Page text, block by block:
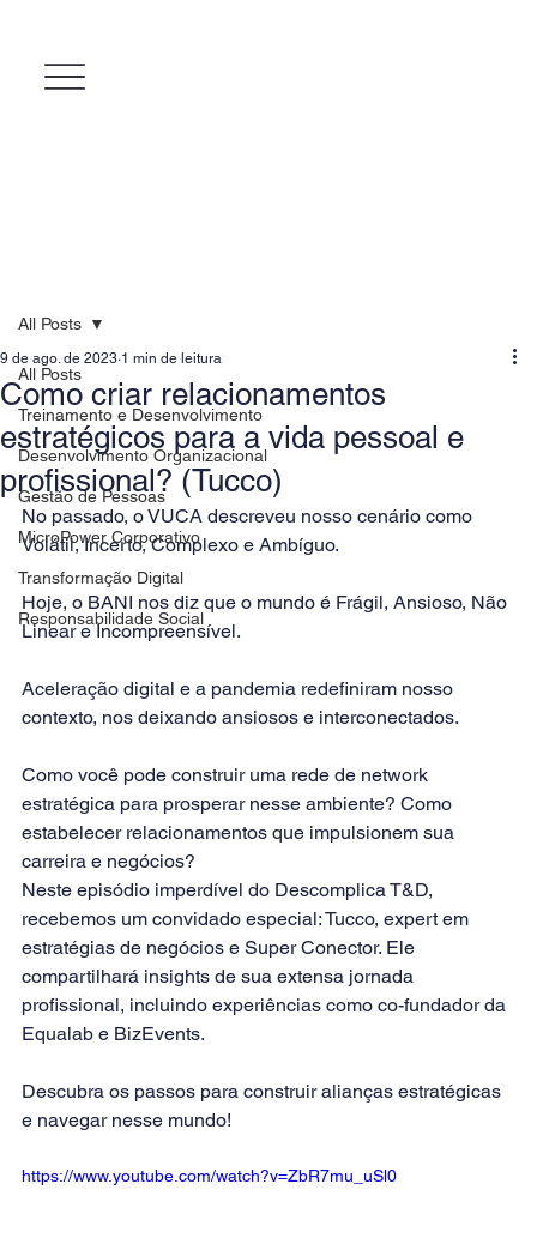
All Posts
Treinamento e Desenvolvimento
Desenvolvimento Organizacional
Gestão de Pessoas
MicroPower Corporativo
Transformação Digital
Responsabilidade Social
All Posts
Como criar relacionamentos
estratégicos para a vida pessoal e
profissional? (Tucco)
9 de ago. de 2023 1 min de leitura
No passado, o VUCA descreveu nosso cenário como
Volátil, Incerto, Complexo e Ambíguo.
Hoje, o BANI nos diz que o mundo é Frágil, Ansioso, Não
Linear e Incompreensível.
Aceleração digital e a pandemia redefiniram nosso
contexto, nos deixando ansiosos e interconectados.
Como você pode construir uma rede de network
estratégica para prosperar nesse ambiente? Como
estabelecer relacionamentos que impulsionem sua
carreira e negócios?
Neste episódio imperdível do Descomplica T&D,
recebemos um convidado especial: Tucco, expert em
estratégias de negócios e Super Conector. Ele
compartilhará insights de sua extensa jornada
profissional, incluindo experiências como co-fundador da
Equalab e BizEvents.
Descubra os passos para construir alianças estratégicas
e navegar nesse mundo!
https://www.youtube.com/watch?v=ZbR7mu_uSl0